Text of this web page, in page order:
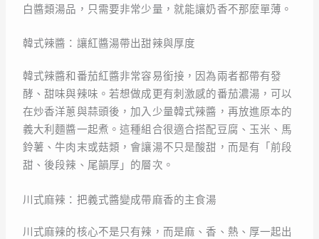
白醬類湯品，只需要非常少量，就能讓奶香不那麼單薄。
韓式辣醬：讓紅醬湯帶出甜辣與厚度
韓式辣醬和番茄紅醬非常容易銜接，因為兩者都帶有發
酵、甜味與辣味。若想做成更有刺激感的番茄濃湯，可以
在炒香洋蔥與蒜頭後，加入少量韓式辣醬，再放進原本的
義大利麵醬一起煮。這種組合很適合搭配豆腐、玉米、馬
鈴薯、牛肉末或菇類，會讓湯不只是酸甜，而是有「前段
甜、後段辣、尾韻厚」的層次。
川式麻辣：把義式醬變成帶麻香的主食湯
川式麻辣的核心不是只有辣，而是麻、香、熱、厚一起出